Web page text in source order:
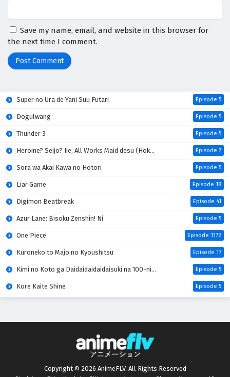
Save my name, email, and website in this browser for
the next time I comment.
Super no Ura de Yani Suu Futari Episode 5
Dogulwang Episode 5
Thunder 3 Episode 5
Heroine? Seijo? Iie, All Works Maid desu (Hokori)! Episode 7
Sora wa Akai Kawa no Hotori Episode 5
Liar Game Episode 18
Digimon Beatbreak Episode 41
Azur Lane: Bisoku Zenshin! Ni Episode 5
One Piece Episode 1172
Kuroneko to Majo no Kyoushitsu Episode 17
Kimi no Koto ga Daidaidaidaidaisuki na 100-nin no Kanojo 3rd Season Episode 5
Kore Kaite Shine Episode 5
Kabushikigaisha Magi-Lumière 2nd Season
Mahou Shoujo Lyrical Nanoha EXCEEDS: Gun Blaze Vengeance
Kimi wo Aisuru Ki wa Nai” to Itta Jiki Koushaku-sama ga Nazeka Dekiai shitekimasu
Copyright © 2026 AnimeFLV. All Rights Reserved